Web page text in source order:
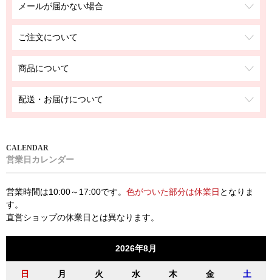
メールが届かない場合
ご注文について
商品について
配送・お届けについて
営業日カレンダー
営業時間は10:00～17:00です。 色がついた部分は休業日 となりま
す。
直営ショップの休業日とは異なります。
2026年8月
日 月 火 水 木 金 土